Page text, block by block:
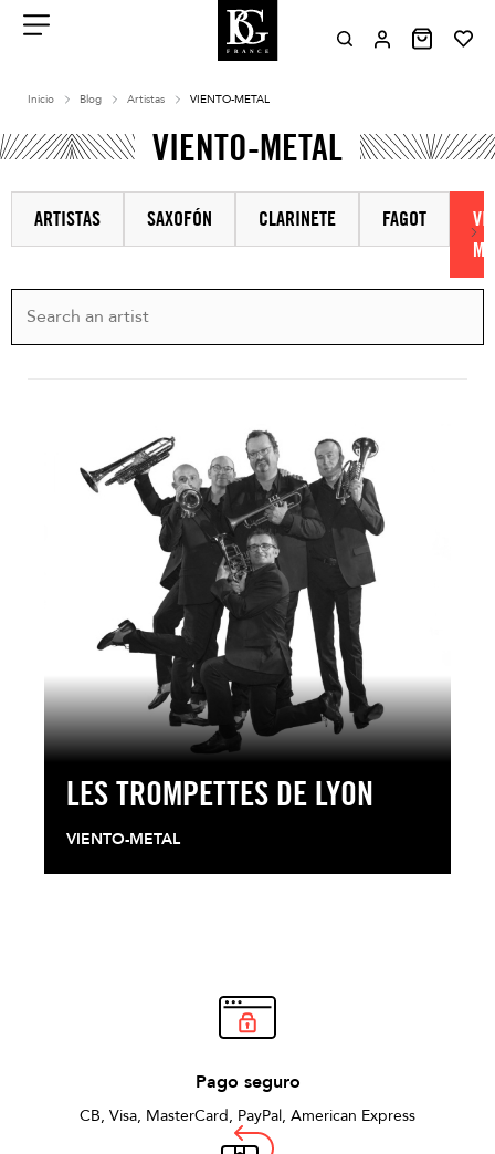
contenu
Inicio Blog Artistas VIENTO-METAL
VIENTO-METAL
ARTISTAS SAXOFÓN CLARINETE FAGOT
VIENTO-METAL
LES TROMPETTES DE LYON
LEER MAS
Pago seguro
CB, Visa, MasterCard, PayPal, American Express